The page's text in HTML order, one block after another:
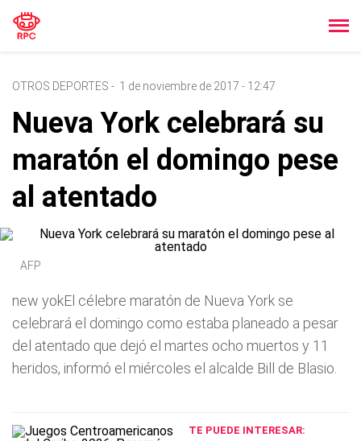
OTROS DEPORTES - 1 de noviembre de 2017 - 12:47
Nueva York celebrará su
maratón el domingo pese
al atentado
AFP
new yokEl célebre maratón de Nueva York se
celebrará el domingo como estaba planeado a pesar
del atentado que dejó el martes ocho muertos y 11
heridos, informó el miércoles el alcalde Bill de Blasio.
TE PUEDE INTERESAR: